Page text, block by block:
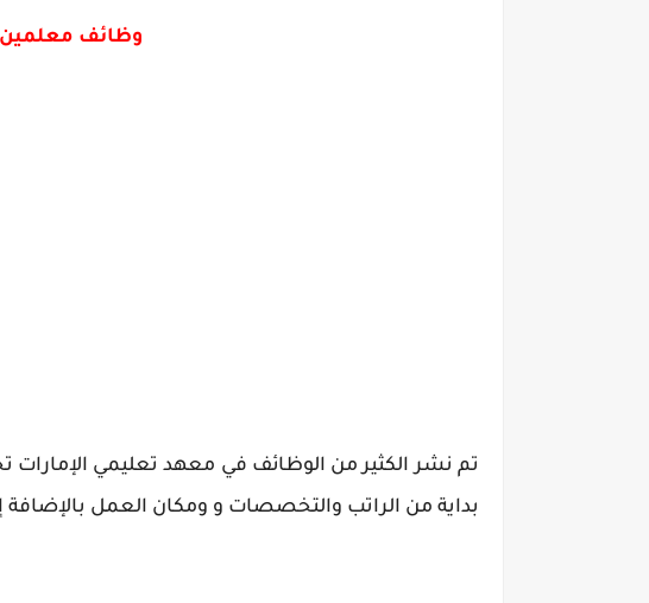
وظائف
تم نشر الكثير من الوظائف في معهد تعليمي الإمارات
بداية من الراتب والتخصصات و ومكان العمل